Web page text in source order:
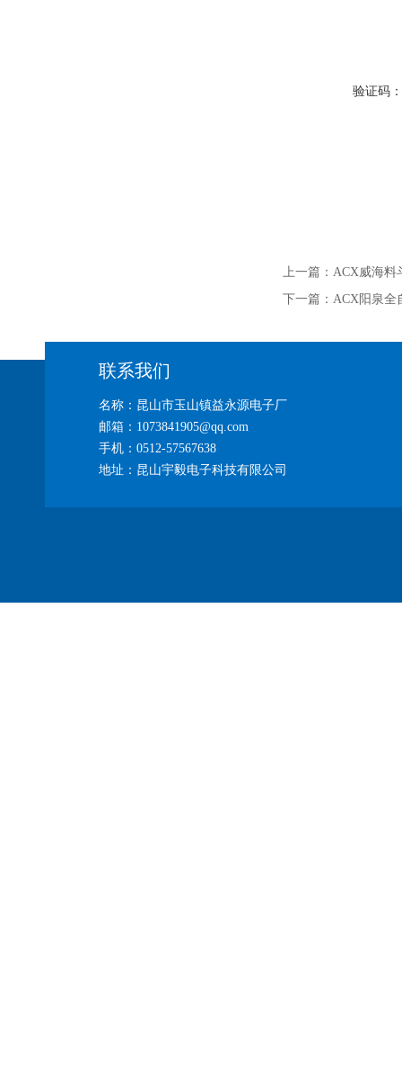
验证码：
上一篇： ACX威海料
下一篇： ACX阳泉全
联系我们
名称：昆山市玉山镇益永源电子厂
邮箱：1073841905@qq.com
手机：0512-57567638
地址：昆山宇毅电子科技有限公司